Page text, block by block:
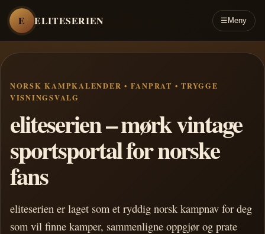
E ELITESERIEN ☰ Meny
NORSK KAMPKALENDER • FANPRAT • TRYGGE
VISNINGSVALG
eliteserien – mørk vintage
sportsportal for norske
fans
eliteserien er laget som et ryddig norsk kampnav for deg
som vil finne kamper, sammenligne oppgjør og prate